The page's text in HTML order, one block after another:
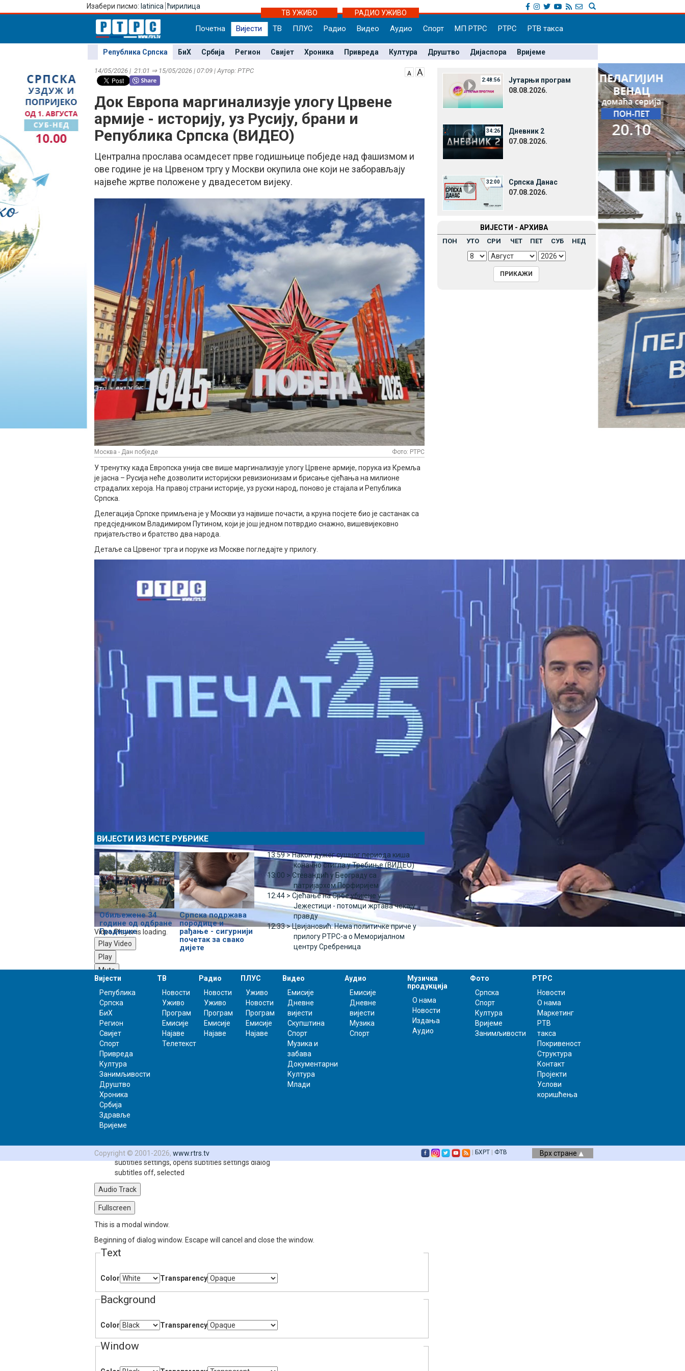
Изабери писмо: latinica ћирилица
ТВ УЖИВО
РАДИО УЖИВО
Почетна Вијести ТВ ПЛУС Радио Видео Аудио Спорт МП РТРС РТРС РТВ такса
Република Српска БиХ Србија Регион Свијет Хроника Привреда Култура Друштво Дијаспора Вријеме
14/05/2026 | 21:01 ⇒ 15/05/2026 | 07:09 | Аутор: РТРС
Док Европа маргинализује улогу Црвене
армије - историју, уз Русију, брани и
Република Српска (ВИДЕО)
Централна прослава осамдесет прве годишњице побједе над фашизмом и
ове године је на Црвеном тргу у Москви окупила оне који не заборављају
највеће жртве положене у двадесетом вијеку.
Москва - Дан побједе Фото: РТРС
У тренутку када Европска унија све више маргинализује улогу Црвене армије, порука из Кремља
је јасна – Русија неће дозволити историјски ревизионизам и брисање сјећања на милионе
страдалих хероја. На правој страни историје, уз руски народ, поново је стајала и Република
Српска.
Делегација Српске примљена је у Москви уз највише почасти, а круна посјете био је састанак са
предсједником Владимиром Путином, који је још једном потврдио снажно, вишевијековно
пријатељство и братство два народа.
Детаље са Црвеног трга и поруке из Москве погледајте у прилогу.
Video Player is loading.
Play Video
Play
Mute
0:00
7:49
Loaded
Progress
Stream Type
-7:49
Playback Rate
1x
Chapters
Chapters
Descriptions
Subtitles
subtitles settings, opens subtitles settings dialog
subtitles off, selected
Audio Track
Fullscreen
This is a modal window.
Beginning of dialog window. Escape will cancel and close the window.
Text
Color Transparency
Background
Color Transparency
Window
ВИЈЕСТИ ИЗ ИСТЕ РУБРИКЕ
Обиљежене 34
године од одбране
Градишке
Српска подржава
породице и
рађање - сигурнији
почетак за свако
дијете
13:59 >Након дужег сушног периода киша
коначно стигла у Требиње (ВИДЕО)
13:00 >Стевандић у Београду са
патријархом Порфиријем
12:44 > Сјећање на Србе убијене у
Јежестици - потомци жртава чекају
правду
12:33 >Цвијановић: Нема политичке приче у
прилогу РТРС-а о Меморијалном
центру Сребреница
2:48:56
Јутарњи програм
08.08.2026.
34:26
Дневник 2
07.08.2026.
32:00
Српска Данас
07.08.2026.
ВИЈЕСТИ - АРХИВА
ПОН УТО СРИ ЧЕТ ПЕТ СУБ НЕД
Вијести
Република
Српска
БиХ
Регион
Свијет
Спорт
Привреда
Култура
Занимљивости
Друштво
Хроника
Србија
Здравље
Вријеме
ТВ
Новости
Уживо
Програм
Емисије
Најаве
Телетекст
Радио
Новости
Уживо
Програм
Емисије
Најаве
ПЛУС
Уживо
Новости
Програм
Емисије
Најаве
Видео
Емисије
Дневне
вијести
Скупштина
Спорт
Музика и
забава
Документарни
Култура
Млади
Аудио
Емисије
Дневне
вијести
Музика
Спорт
Музичка
продукција
О нама
Новости
Издања
Аудио
Фото
Српска
Спорт
Култура
Вријеме
Занимљивости
РТРС
Новости
О нама
Маркетинг
РТВ
такса
Покривеност
Структура
Контакт
Пројекти
Услови
коришћења
Copyright © 2001-2026, www.rtrs.tv БХРТ ФТВ Врх стране